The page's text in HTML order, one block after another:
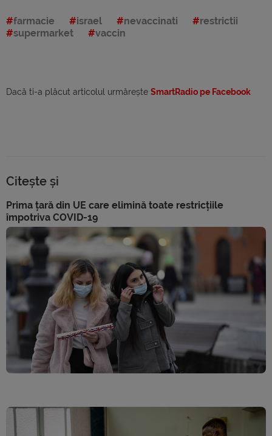
farmacie israel nevaccinati
restrictii
supermarket
vaccin
Dacă ti-a plăcut articolul urmărește SmartRadio pe Facebook
Citește și
Prima țară din UE care elimină toate restricțiile
împotriva COVID-19